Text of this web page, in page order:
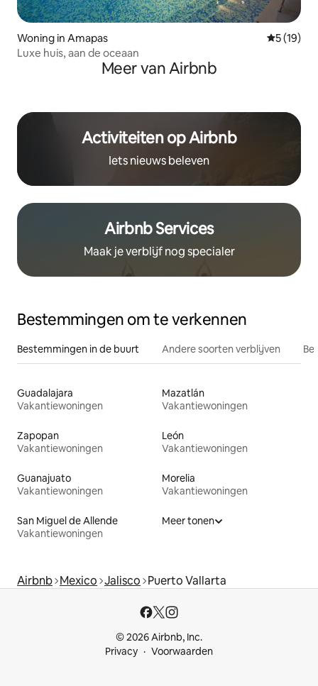
Woning in Amapas
5 (19)
Luxe huis, aan de oceaan
Meer van Airbnb
Activiteiten op Airbnb
Iets nieuws beleven
Airbnb Services
Maak je verblijf nog specialer
Bestemmingen om te verkennen
Bestemmingen in de buurt Andere soorten verblijven
Guadalajara
Vakantiewoningen
Mazatlán
Vakantiewoningen
Zapopan
Vakantiewoningen
León
Vakantiewoningen
Guanajuato
Vakantiewoningen
Morelia
Vakantiewoningen
San Miguel de Allende
Vakantiewoningen
Meer tonen
Airbnb Mexico Jalisco Puerto Vallarta
© 2026 Airbnb, Inc.
Privacy
Voorwaarden